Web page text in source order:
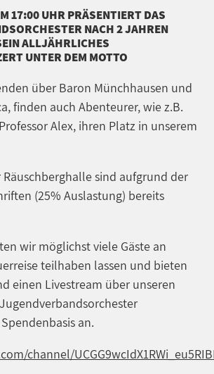
17:00 UHR PRÄSENTIERT DAS
NACH 2 JAHREN
ALLJÄHRLICHES
UNTER DEM MOTTO
über Baron Münchhausen und
finden auch Abenteurer, wie z.B.
Alex, ihren Platz in unserem
Räuschberghalle sind aufgrund der
(25% Auslastung) bereits
wir möglichst viele Gäste an
teilhaben lassen und bieten
einen Livestream über unseren
an.
channel/